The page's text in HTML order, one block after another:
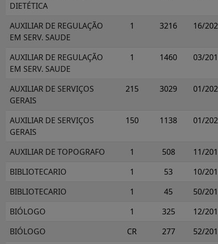
DIETÉTICA
AUXILIAR DE REGULAÇÃO
EM SERV. SAUDE
1 3216 16/
AUXILIAR DE REGULAÇÃO
EM SERV. SAUDE
1 1460 03/
AUXILIAR DE SERVIÇOS
GERAIS
215 3029 01/
AUXILIAR DE SERVIÇOS
GERAIS
150 1138 01/
AUXILIAR DE TOPOGRAFO 1 508
11/
BIBLIOTECARIO
1 53
10/
BIBLIOTECARIO
1 45
50/
BIÓLOGO
1 325
12/
BIÓLOGO
CR 277
52/